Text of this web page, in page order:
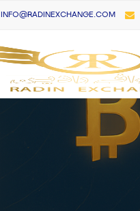
INFO@RADINEXCHANGE.COM